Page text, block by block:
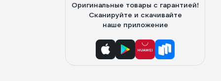
Оригинальные товары с гарантией!
Сканируйте и скачивайте
наше приложение